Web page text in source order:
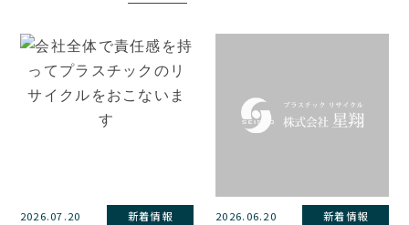
2026.07.20 新着情報 2026.06.20 新着情報